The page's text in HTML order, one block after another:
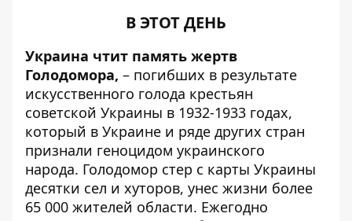
В ЭТОТ ДЕНЬ
Украина чтит память жертв
Голодомора, – погибших в результате
искусственного голода крестьян
советской Украины в 1932-1933 годах,
который в Украине и ряде других стран
признали геноцидом украинского
народа. Голодомор стер с карты Украины
десятки сел и хуторов, унес жизни более
65 000 жителей области. Ежегодно